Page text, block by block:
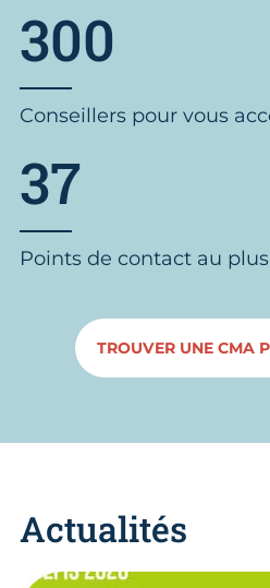
300
Conseillers pour vous
37
Points de contact au
TROUVER UNE CMA
Actualités